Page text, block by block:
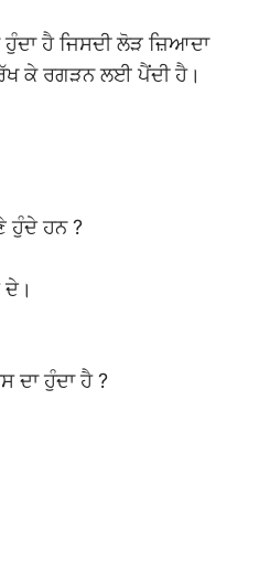
ਹੈ ਜਿਸਦੀ ਲੋੜ ਜ਼ਿਆਦਾ
ਕੇ ਰਗੜਨ ਲਈ ਪੈਂਦੀ ਹੈ।
ਹੁੰਦੇ ਹਨ ?
ਦੇ।
ਦਾ ਹੁੰਦਾ ਹੈ ?